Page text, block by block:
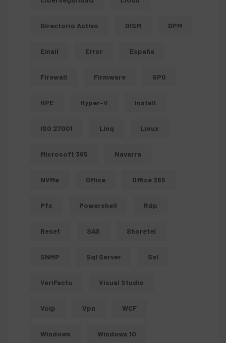
Directorio Activo DISM DPM
Email Error España
Firewall Firmware GPO
HPE Hyper-V Install
ISO 27001 Linq Linux
Microsoft 365 Navarra
NVMe Office Office 365
Pfx Powershell Rdp
Reset SAS Shoretel
SNMP Sql Server Ssl
VeriFactu Visual Studio
Voip Vpn WCF
Windows Windows 10